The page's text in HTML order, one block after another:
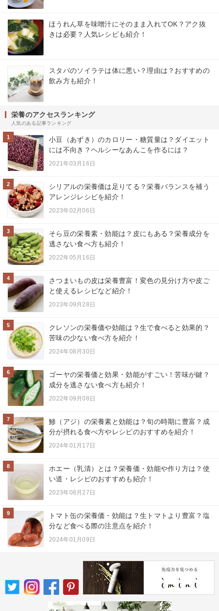
ほうれん草を味噌汁にそのまま入れてOK？アク抜
きは必要？人気レシピも紹介！
スタバのソイラテは体に悪い？理由は？おすすめの
飲み方も紹介！
栄養のアクセスランキング
人気のある記事ランキング
1
小豆（あずき）のカロリー・糖質量は？ダイエット
には不向き？ヘルシーなあんこを作るには？
2021年03月16日
2
シリアルの栄養価は足りてる？栄養バランスを補う
アレンジレシピを紹介！
2023年02月06日
3
そら豆の栄養素・効能は？皮にもある？栄養成分を
逃さない食べ方も紹介！
2022年05月16日
4
さつまいもの皮は栄養豊富！変色の見分け方や皮ご
と使えるレシピなど紹介！
2023年09月28日
5
クレソンの栄養価や効能は？生で食べると効果的？
苦味の少ない食べ方を紹介！
2024年08月30日
6
ゴーヤの栄養価と効果・効能がすごい！苦味が鍵？
成分を逃さない食べ方も紹介！
2022年09月08日
7
鯵（アジ）の栄養素と効能は？旬の時期に豊富？成
分が摂れる食べ方やレシピのおすすめを紹介！
2024年01月17日
8
ホエー（乳清）とは？栄養価・効能や作り方は？使
い道・レシピのおすすめも紹介！
2023年08月27日
9
トマト缶の栄養価・効能は？生トマトより豊富？塩
分など食べる際の注意点を紹介！
2024年01月09日